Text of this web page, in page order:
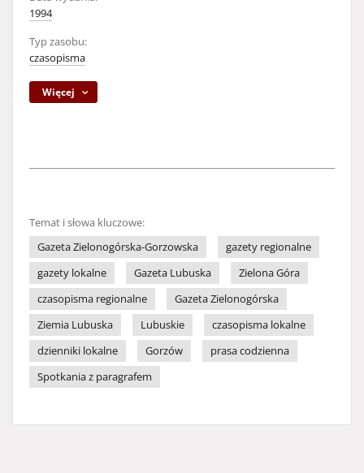
1994
Typ zasobu:
czasopisma
Więcej
Temat i słowa kluczowe:
Gazeta Zielonogórska-Gorzowska
gazety regionalne
gazety lokalne
Gazeta Lubuska
Zielona Góra
czasopisma regionalne
Gazeta Zielonogórska
Ziemia Lubuska
Lubuskie
czasopisma lokalne
dzienniki lokalne
Gorzów
prasa codzienna
Spotkania z paragrafem